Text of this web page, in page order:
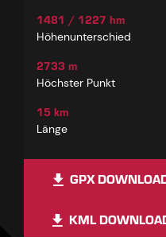
1481 / 1227 hm
Höhenunterschied
2733 m
Höchster Punkt
15 km
Länge
GPX
KML